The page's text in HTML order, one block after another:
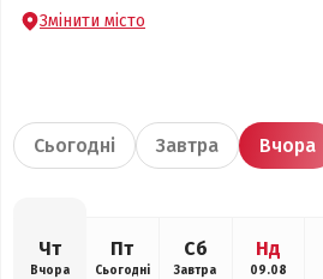
Змінити місто
Сьогодні Завтра Вчора
Чт
Вчора
Пт
Сьогодні
Сб
Завтра
Нд
09.08